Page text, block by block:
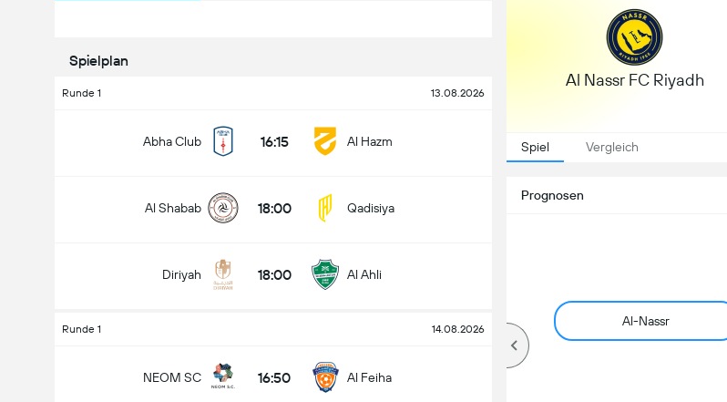
Spielplan
Runde 1 13.08.2026
Abha Club 16:15 Al Hazm
Al Shabab 18:00 Qadisiya
Diriyah 18:00 Al Ahli
Runde 1 14.08.2026
NEOM SC 16:50 Al Feiha
Al Nassr FC Riyadh
Spiel Vergleich
Prognosen
Al-Nassr